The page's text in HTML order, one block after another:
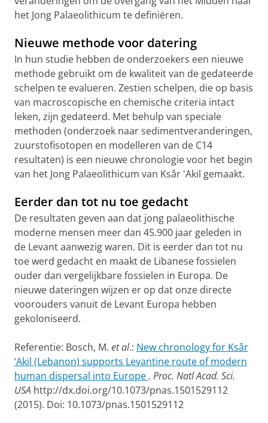
het Jong Palaeolithicum te definiëren.
Nieuwe methode voor datering
In hun studie hebben de onderzoekers een nieuwe
methode gebruikt om de kwaliteit van de gedateerde
schelpen te evalueren. Zestien schelpen, die op basis
van macroscopische en chemische criteria intact
leken, zijn gedateerd. Met behulp van speciale
methoden (onderzoek naar sedimentveranderingen,
zuurstofisotopen en modelleren van de C14
resultaten) is een nieuwe chronologie voor het begin
van het Jong Palaeolithicum van Ksâr 'Akil gemaakt.
Eerder dan tot nu toe gedacht
De resultaten geven aan dat jong palaeolithische
moderne mensen meer dan 45.900 jaar geleden in
de Levant aanwezig waren. Dit is eerder dan tot nu
toe werd gedacht en maakt de Libanese fossielen
ouder dan vergelijkbare fossielen in Europa. De
nieuwe dateringen wijzen er op dat onze directe
voorouders vanuit de Levant Europa hebben
gekoloniseerd.
Referentie: Bosch, M. et al.: New chronology for Ksâr
‘Akil (Lebanon) supports Levantine route of modern
human dispersal into Europe . Proc. Natl Acad. Sci.
USA http://dx.doi.org/10.1073/pnas.1501529112
(2015). Doi: 10.1073/pnas.1501529112